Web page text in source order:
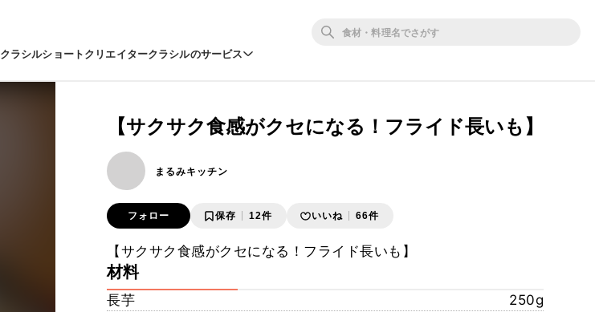
クラシルショートクリエイタークラシルのサービス
【サクサク食感がクセになる！フライド長いも】
まるみキッチン
フォロー 保存 12件 いいね 66件
【サクサク食感がクセになる！フライド長いも】
材料
長芋
250g